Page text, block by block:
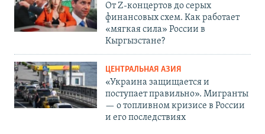
От Z-концертов до серых
финансовых схем. Как работает
«мягкая сила» России в
Кыргызстане?
ЦЕНТРАЛЬНАЯ АЗИЯ
«Украина защищается и
поступает правильно». Мигранты
— о топливном кризисе в России
и его последствиях